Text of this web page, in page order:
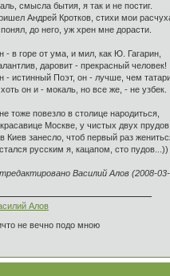
смысла бытия, я так и не постиг.
Андрей Кротков, стихи мои
до него, уж хрен мне дорасти.
- в горе от ума, и мил, как Ю. Гагарин,
даровит - прекрасный человек!
- истинный Поэт, он - лучше, чем
он и - мокаль, но все же, - не узбек.
тоже повезло в столице народиться,
Москве, у чистых двух прудов.
Киев занесло, чтоб первый раз
русским я, кацапом, сто пудов...))
Василий Алов (2008-03-
Алов
не вечно подо мною